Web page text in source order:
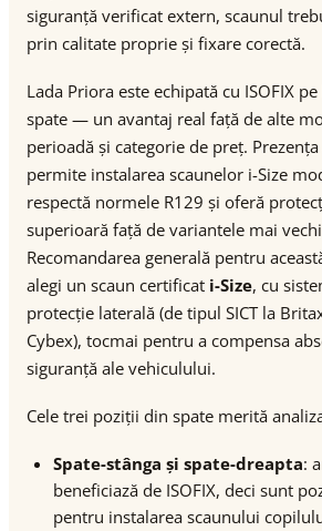
siguranță verificat extern, scaunul
prin calitate proprie și fixare corectă.
Lada Priora este echipată cu ISOFIX
spate — un avantaj real față de alte
perioadă și categorie de preț.
permite instalarea scaunelor i-Size
respectă normele R129 și oferă
superioară față de variantele mai
Recomandarea generală pentru
alegi un scaun certificat i-Size, cu
protecție laterală (de tipul SICT la
Cybex), tocmai pentru a compensa
siguranță ale vehiculului.
Cele trei poziții din spate merită
Spate-stânga și spate-dreapta:
beneficiază de ISOFIX, deci sunt
pentru instalarea scaunului